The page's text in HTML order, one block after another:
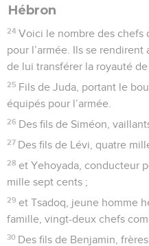
Hébron
24 Voici le nombre des chefs
pour l’armée. Ils se
de lui transférer la royauté de
25 Fils de Juda, portant le
équipés pour l’armée.
26 Des fils de Siméon,
27 Des fils de Lévi, quatre
28 et Yehoyada, conducteur
mille sept cents ;
29 et Tsadoq, jeune homme
famille, vingt-deux chefs
30 Des fils de Benjamin,